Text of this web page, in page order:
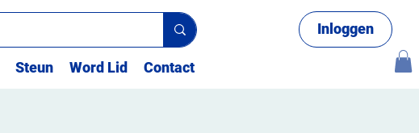
Inloggen
Steun Word Lid Contact